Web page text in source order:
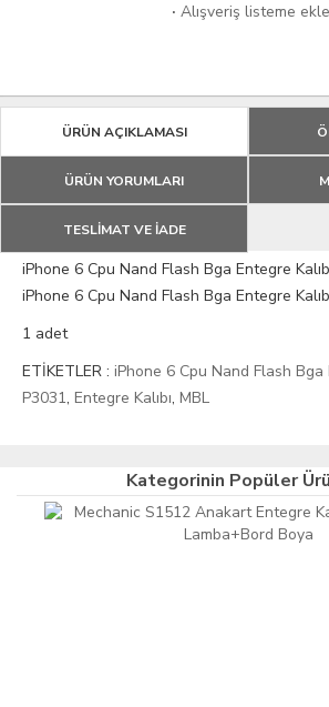
· Alışveriş listeme ekle
ÜRÜN AÇIKLAMASI
ÜRÜN YORUMLARI
TESLİMAT VE İADE
iPhone 6 Cpu Nand Flash Bga Entegre
iPhone 6 Cpu Nand Flash Bga Entegre
1 adet
ETİKETLER : iPhone 6 Cpu Nand Flash Bga
P3031, Entegre Kalıbı, MBL
Kategorinin Popüler